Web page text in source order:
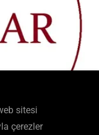
sitesi
çerezler